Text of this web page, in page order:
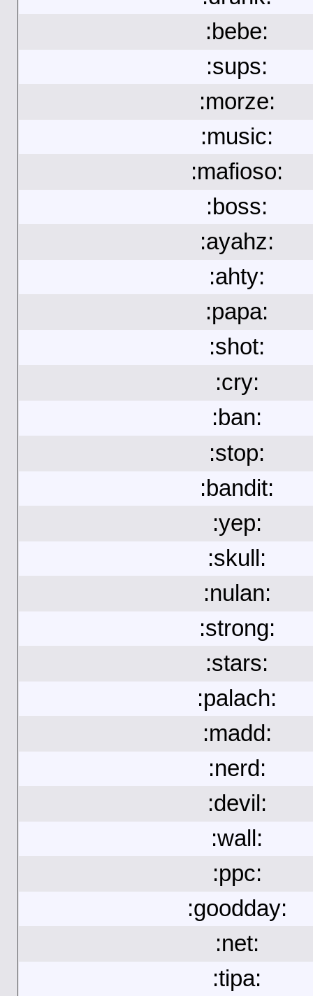
:bebe:
:sups:
:morze:
:music:
:mafioso:
:boss:
:ayahz:
:ahty:
:papa:
:shot:
:cry:
:ban:
:stop:
:bandit:
:yep:
:skull:
:nulan:
:strong:
:stars:
:palach:
:madd:
:nerd:
:devil:
:wall:
:ppc:
:goodday:
:net:
:tipa: